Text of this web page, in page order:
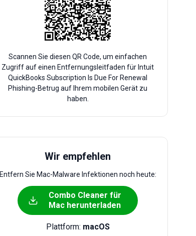
Scannen Sie diesen QR Code, um einfachen
Zugriff auf einen Entfernungsleitfaden für Intuit
QuickBooks Subscription Is Due For Renewal
Phishing-Betrug auf Ihrem mobilen Gerät zu
haben.
Wir empfehlen
Entfern Sie Mac-Malware Infektionen noch heute:
Combo Cleaner für
Mac herunterladen
Plattform: macOS